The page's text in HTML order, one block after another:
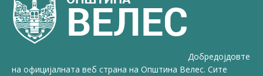
Добредојдовте
на официјалната веб страна на Општина Велес. Сите